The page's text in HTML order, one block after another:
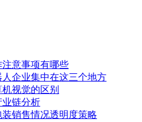
意事项有哪些
企业集中在这三个地方
视觉的区别
业链分析
销售情况透明度策略